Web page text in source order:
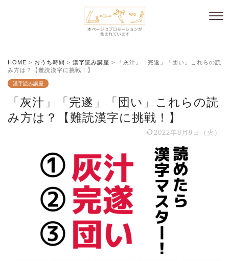
HOME > おうち時間 > 漢字読み講座 >
「灰汁」「完遂」「団い」これらの読
み方は？【難読漢字に挑戦！】
漢字読み講座
「灰汁」「完遂」「団い」これらの読
み方は？【難読漢字に挑戦！】
2022年8月9日（火）